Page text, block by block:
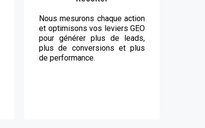
Nous mesurons chaque action
et optimisons vos leviers GEO
pour générer plus de leads,
plus de conversions et plus
de performance.